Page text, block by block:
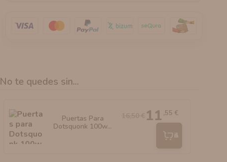
No te quedes sin...
Puertas Para
Dotsquonk 100w...
11 ,55 €
Añadir